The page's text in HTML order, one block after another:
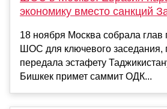
экономику вместо санкций
18 ноября Москва собрала глав
ШОС для ключевого заседания,
передала эстафету
Бишкек примет саммит ОДК...